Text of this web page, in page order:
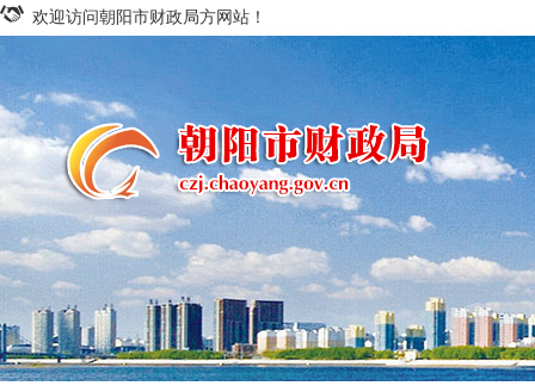
欢迎访问朝阳市财政局方网站！